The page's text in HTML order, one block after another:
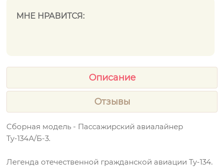
МНЕ НРАВИТСЯ:
Описание
Отзывы
Сборная модель - Пассажирский авиалайнер
Ту-134А/Б-3.
Легенда отечественной гражданской авиации Ту-134.